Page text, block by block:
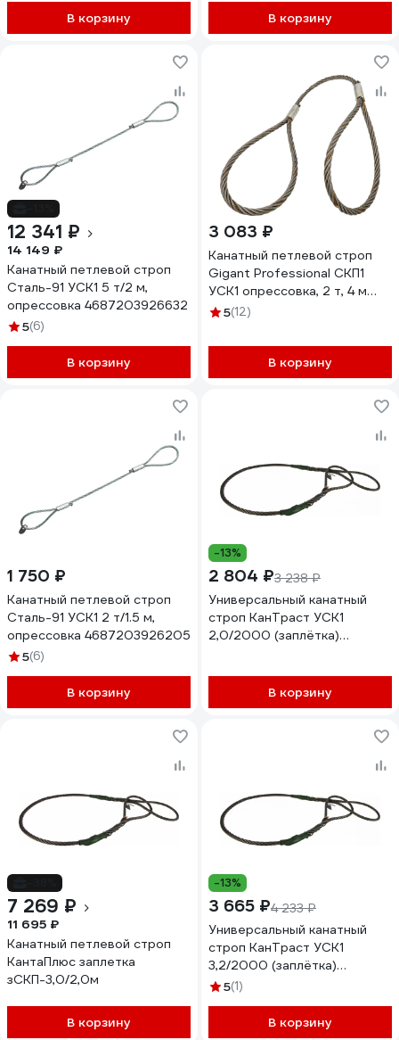
В корзину В корзину
12 341 ₽
14 149 ₽
Канатный петлевой строп
Сталь-91 УСК1 5 т/2 м,
опрессовка 4687203926632
5(6)
В корзину
3 083 ₽
Канатный петлевой строп
Gigant Professional СКП1
УСК1 опрессовка, 2 т, 4 м
GP-СКП-2-4
5(12)
В корзину
1 750 ₽
Канатный петлевой строп
Сталь-91 УСК1 2 т/1.5 м,
опрессовка 4687203926205
5(6)
В корзину
-13%
2 804 ₽3 238 ₽
Универсальный канатный
строп КанТраст УСК1
2,0/2000 (заплётка)
В корзину
7 269 ₽
11 695 ₽
Канатный петлевой строп
КантаПлюс заплетка
зСКП-3,0/2,0м
В корзину
-13%
3 665 ₽4 233 ₽
Универсальный канатный
строп КанТраст УСК1
3,2/2000 (заплётка)
USK1Z322000
5(1)
В корзину